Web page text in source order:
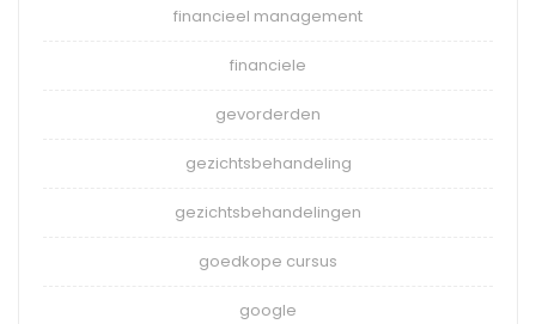
financieel management
financiele
gevorderden
gezichtsbehandeling
gezichtsbehandelingen
goedkope cursus
google